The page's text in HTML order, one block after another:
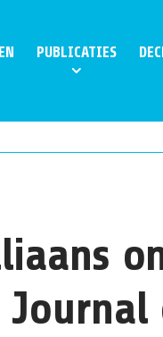
PUBLICATIES